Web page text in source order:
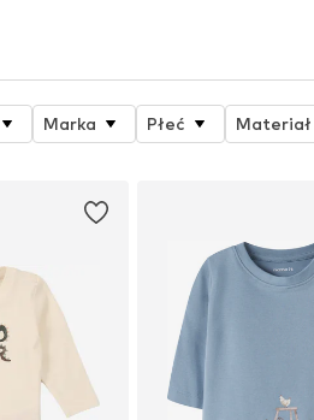
Marka Płeć Materiał